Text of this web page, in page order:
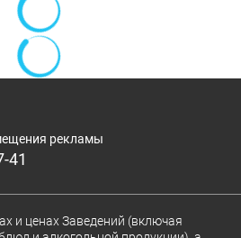
рекламы
41
и ценах Заведений (включая